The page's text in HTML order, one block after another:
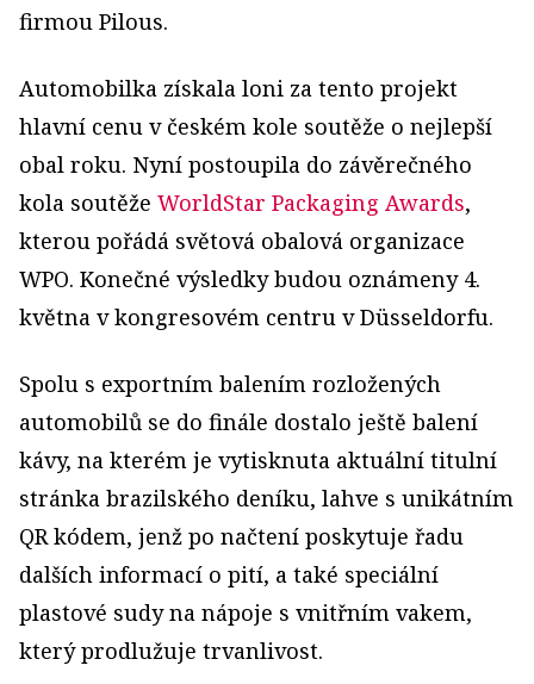
firmou Pilous.
Automobilka získala loni za tento projekt
hlavní cenu v českém kole soutěže o nejlepší
obal roku. Nyní postoupila do závěrečného
kola soutěže WorldStar Packaging Awards,
kterou pořádá světová obalová organizace
WPO. Konečné výsledky budou oznámeny 4.
května v kongresovém centru v Düsseldorfu.
Spolu s exportním balením rozložených
automobilů se do finále dostalo ještě balení
kávy, na kterém je vytisknuta aktuální titulní
stránka brazilského deníku, lahve s unikátním
QR kódem, jenž po načtení poskytuje řadu
dalších informací o pití, a také speciální
plastové sudy na nápoje s vnitřním vakem,
který prodlužuje trvanlivost.